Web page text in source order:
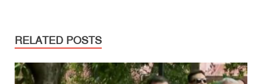
e
b
o
er
A
p
n
g
RELATED POSTS